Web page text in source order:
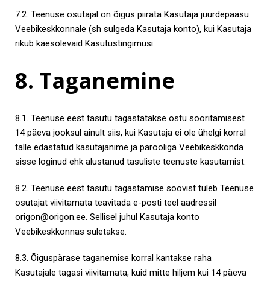
7.2. Teenuse osutajal on õigus piirata Kasutaja juurdepääsu
Veebikeskkonnale (sh sulgeda Kasutaja konto), kui Kasutaja
rikub käesolevaid Kasutustingimusi.
8. Taganemine
8.1. Teenuse eest tasutu tagastatakse ostu sooritamisest
14 päeva jooksul ainult siis, kui Kasutaja ei ole ühelgi korral
talle edastatud kasutajanime ja parooliga Veebikeskkonda
sisse loginud ehk alustanud tasuliste teenuste kasutamist.
8.2. Teenuse eest tasutu tagastamise soovist tuleb Teenuse
osutajat viivitamata teavitada e-posti teel aadressil
origon@origon.ee. Sellisel juhul Kasutaja konto
Veebikeskkonnas suletakse.
8.3. Õiguspärase taganemise korral kantakse raha
Kasutajale tagasi viivitamata, kuid mitte hiljem kui 14 päeva